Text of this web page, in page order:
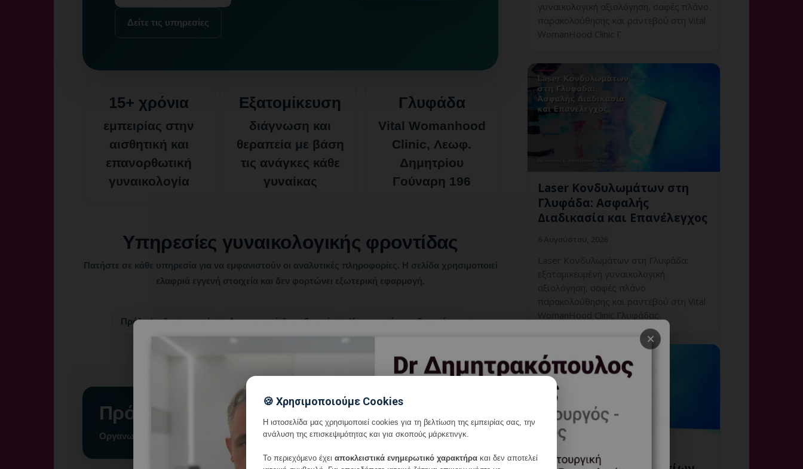
Δείτε τις υπηρεσίες
15+ χρόνια
εμπειρίας στην
αισθητική και
επανορθωτική
γυναικολογία
Εξατομίκευση
διάγνωση και
θεραπεία με βάση
τις ανάγκες κάθε
γυναίκας
Γλυφάδα
Vital Womanhood
Clinic, Λεωφ.
Δημητρίου
Γούναρη 196
Υπηρεσίες γυναικολογικής φροντίδας
Πατήστε σε κάθε υπηρεσία για να εμφανιστούν οι αναλυτικές πληροφορίες. Η σελίδα χρησιμοποιεί
ελαφριά εγγενή στοιχεία και δεν φορτώνει εξωτερική εφαρμογή.
Πρόληψη & μαιευτική Λειτουργική & αισθητική Υπογονιμότητα & ορμόνες
Πρόληψη, διάγνωση και μαιευτική
Οργανωμένη φροντίδα σε κάθε στάδιο της ζωής.
γυναικολογική αξιολόγηση, σαφές πλάνο
παρακολούθησης και ραντεβού στη Vital
WomanHood Clinic Γ
Laser Κονδυλωμάτων στη
Γλυφάδα: Ασφαλής
Διαδικασία και Επανέλεγχος
Laser Κονδυλωμάτων στη Γλυφάδα:
εξατομικευμένη γυναικολογική
αξιολόγηση, σαφές πλάνο
παρακολούθησης και ραντεβού στη Vital
WomanHood Clinic Γλυφάδας.
×
🍪 Χρησιμοποιούμε Cookies
Η ιστοσελίδα μας χρησιμοποιεί cookies για τη βελτίωση της εμπειρίας σας, την
ανάλυση της επισκεψιμότητας και για σκοπούς μάρκετινγκ.
Το περιεχόμενο έχει αποκλειστικά ενημερωτικό χαρακτήρα και δεν αποτελεί